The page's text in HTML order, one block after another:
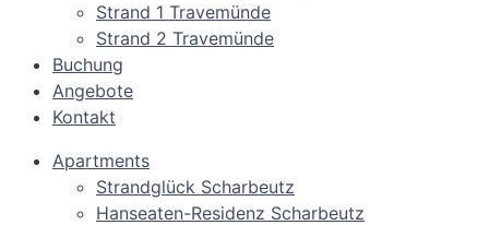
Strand 1 Travemünde
Strand 2 Travemünde
Buchung
Angebote
Kontakt
Apartments
Strandglück Scharbeutz
Hanseaten-Residenz Scharbeutz